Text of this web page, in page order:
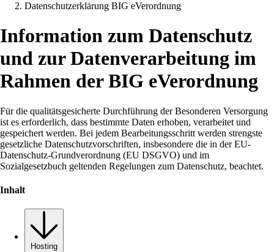
Datenschutzerklärung BIG eVerordnung
Information zum Datenschutz
und zur Datenverarbeitung im
Rahmen der BIG eVerordnung
Für die qualitätsgesicherte Durchführung der Besonderen Versorgung
ist es erforderlich, dass bestimmte Daten erhoben, verarbeitet und
gespeichert werden. Bei jedem Bearbeitungsschritt werden strengste
gesetzliche Datenschutzvorschriften, insbesondere die in der EU-
Datenschutz-Grundverordnung (EU DSGVO) und im
Sozialgesetzbuch geltenden Regelungen zum Datenschutz, beachtet.
Inhalt
Hosting